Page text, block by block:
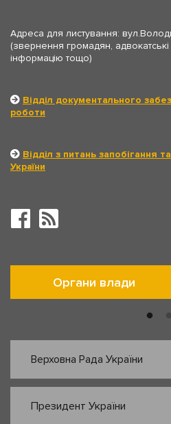
Адреса для листування:
(звернення громадян,
інформацію тощо)
Відділ документального
роботи
Відділ з питань запобігання
України
Органи влади
Верховна Рада України
Президент України